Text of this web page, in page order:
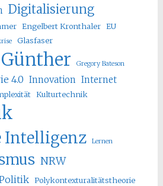
Digitalisierung
Engelbert Kronthaler EU
Glasfaser
Gregory Bateson
4.0 Innovation Internet
Kulturtechnik
Intelligenz Lernen
NRW
Polykontexturalitätstheorie